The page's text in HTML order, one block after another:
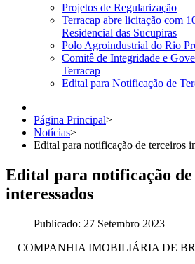
Projetos de Regularização
Terracap abre licitação com
Residencial das Sucupiras
Polo Agroindustrial do Rio
Comitê de Integridade e
Terracap
Edital para Notificação de
Página Principal>
Notícias>
Edital para notificação de terceiros
Edital para notificação
interessados
Publicado: 27 Setembro 2023
COMPANHIA IMOBILIÁRIA DE